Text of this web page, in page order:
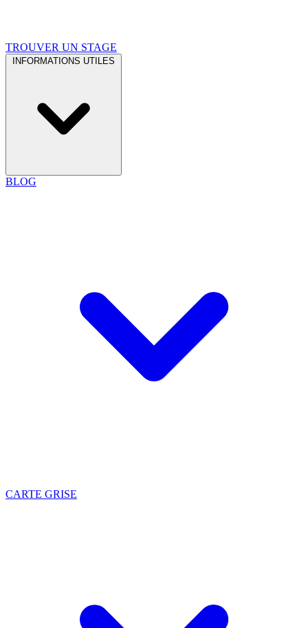
TROUVER UN STAGE
INFORMATIONS UTILES
BLOG
CARTE GRISE